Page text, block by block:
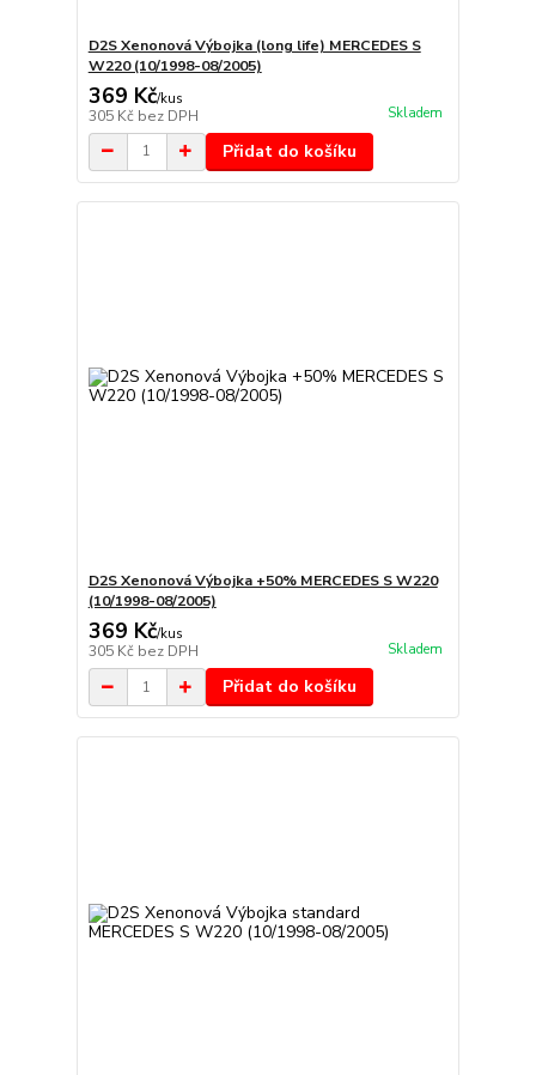
D2S Xenonová Výbojka (long life) MERCEDES S
W220 (10/1998-08/2005)
369 Kč/kus
305 Kč bez DPH Skladem
Přidat do košíku
D2S Xenonová Výbojka +50% MERCEDES S W220
(10/1998-08/2005)
369 Kč/kus
305 Kč bez DPH Skladem
Přidat do košíku